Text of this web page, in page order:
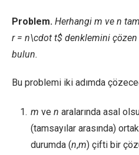
Problem. Herhangi m ve n
r = n\cdot t$ denklemini
bulun.
Bu problemi iki adımda
m ve n aralarında asal
(tamsayılar arasında)
durumda (n,m) çifti bir